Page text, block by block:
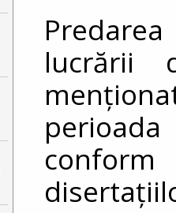
lucrării